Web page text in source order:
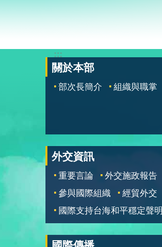
:::
關於本部
部次長簡介 組織與職掌
外交資訊
重要言論 外交施政報告
參與國際組織
經貿外交
國際支持台海和平穩定聲明